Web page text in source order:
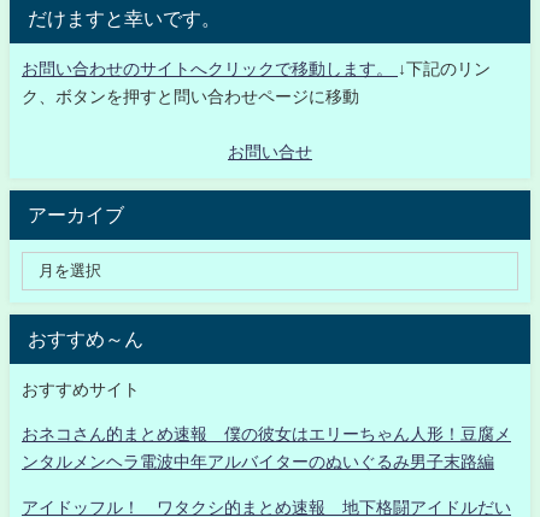
だけますと幸いです。
お問い合わせのサイトへクリックで移動します。
↓下記のリン
ク、ボタンを押すと問い合わせページに移動
お問い合せ
アーカイブ
おすすめ～ん
おすすめサイト
おネコさん的まとめ速報 僕の彼女はエリーちゃん人形！豆腐メ
ンタルメンヘラ電波中年アルバイターのぬいぐるみ男子末路編
アイドッフル！ ワタクシ的まとめ速報 地下格闘アイドルだい